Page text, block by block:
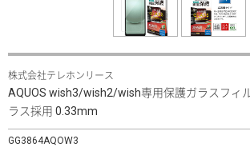
株式会社テレホンリース
AQUOS wish3/wish2/wish専用保護ガラスフィ
ラス採用 0.33mm
GG3864AQOW3